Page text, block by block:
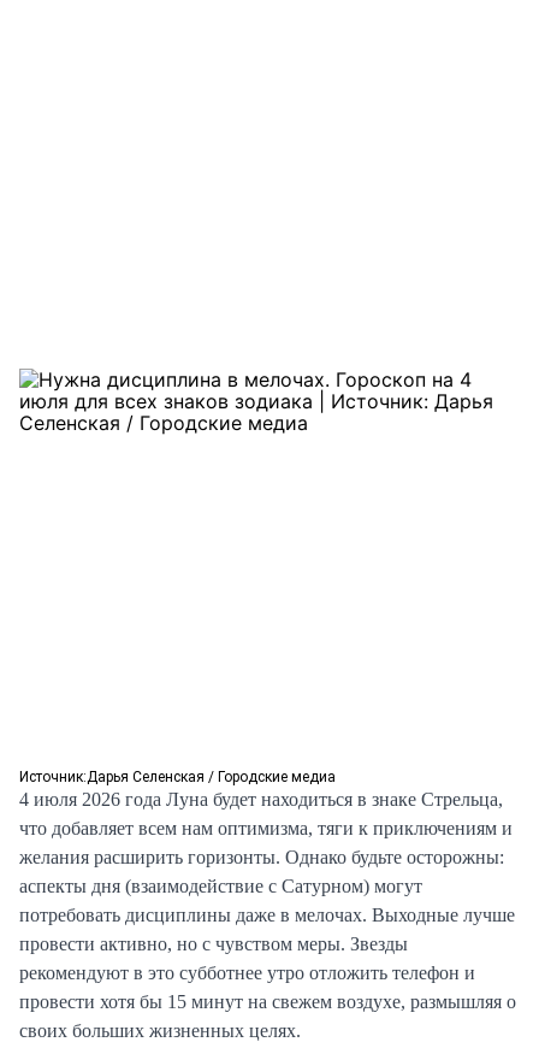
Источник:Дарья Селенская / Городские медиа
4 июля 2026 года Луна будет находиться в знаке Стрельца,
что добавляет всем нам оптимизма, тяги к приключениям и
желания расширить горизонты. Однако будьте осторожны:
аспекты дня (взаимодействие с Сатурном) могут
потребовать дисциплины даже в мелочах. Выходные лучше
провести активно, но с чувством меры. Звезды
рекомендуют в это субботнее утро отложить телефон и
провести хотя бы 15 минут на свежем воздухе, размышляя о
своих больших жизненных целях.